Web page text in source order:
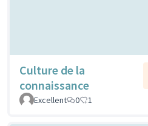
Culture de la
connaissance
Excellent
0 1